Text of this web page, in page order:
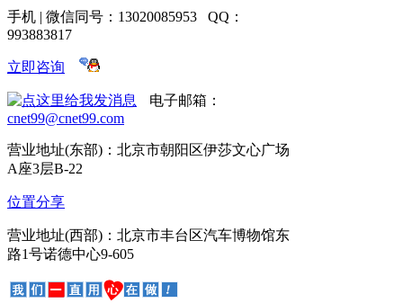
手机 | 微信同号：13020085953 QQ：
993883817
立即咨询
电子邮箱：
cnet99@cnet99.com
营业地址(东部)：北京市朝阳区伊莎文心广场
A座3层B-22
位置分享
营业地址(西部)：北京市丰台区汽车博物馆东
路1号诺德中心9-605